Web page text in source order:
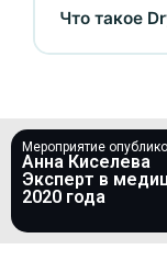
Что такое
Мероприятие
Анна Киселева
Эксперт в
2020 года